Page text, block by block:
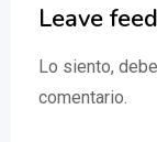
Leave
Lo siento,
comentario.